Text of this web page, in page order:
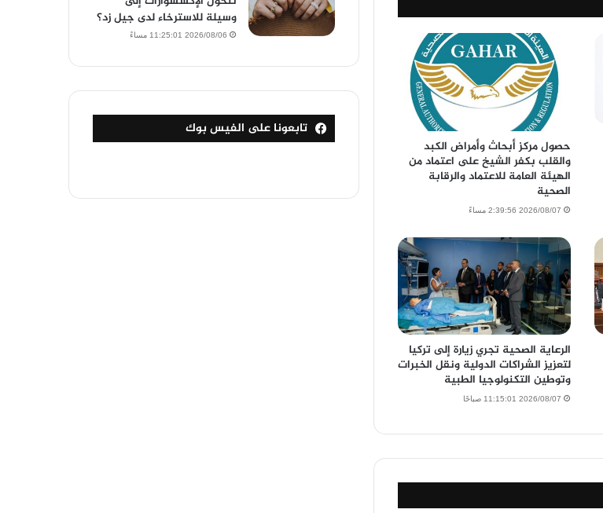
حصول مركز أبحاث وأمراض الكبد
والقلب بكفر الشيخ على اعتماد من
الهيئة العامة للاعتماد والرقابة
الصحية
2026/08/07 2:39:56 مساءً
الرعاية الصحية تجري زيارة إلى تركيا
لتعزيز الشراكات الدولية ونقل الخبرات
وتوطين التكنولوجيا الطبية
2026/08/07 11:15:01 صباحًا
وسيلة للاسترخاء لدى جيل زد؟
2026/08/06 11:25:01 مساءً
تابعونا على الفيس بوك